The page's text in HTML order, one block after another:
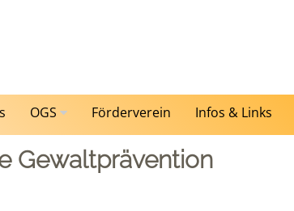
OGS Förderverein Infos & Links
Gewaltprävention